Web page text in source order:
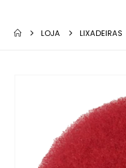
LOJA LIXADEIRAS